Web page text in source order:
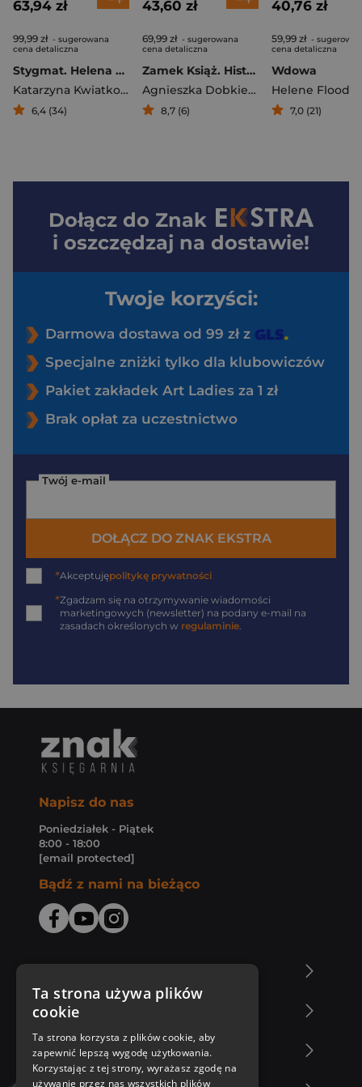
63,94 zł
99,99 zł - sugerowana
cena detaliczna
Stygmat. Helena Wolińska i Włodzimierz Brus. Biografia
Katarzyna Kwiatkowska-Moskalewicz
6,4 (34)
43,60 zł
69,99 zł - sugerowana
cena detaliczna
Zamek Książ. Historia opowiedziana głosami służących
Agnieszka Dobkiewicz
,Mykytyszyn
8,7 (6)
40,76 zł
59,99 zł -
cena detaliczna
Wdowa
Helene Flood
7,0 (21)
Dołącz do Znak
i oszczędzaj na dostawie!
Twoje korzyści:
Darmowa dostawa od 99 zł z
Specjalne zniżki tylko dla klubowiczów
Pakiet zakładek Art Ladies za 1 zł
Brak opłat za uczestnictwo
Twój e-mail
DOŁĄCZ DO ZNAK EKSTRA
*Akceptujępolitykę prywatności
*Zgadzam się na otrzymywanie wiadomości
marketingowych (newsletter) na podany e-mail na
zasadach określonych w regulaminie.
Napisz do nas
Poniedziałek - Piątek
8:00 - 18:00
[email protected]
Bądź z nami na bieżąco
Zakupy u nas
Nasza oferta
Ta strona używa plików
cookie
Ta strona korzysta z plików cookie, aby
zapewnić lepszą wygodę użytkowania.
Korzystając z tej strony, wyrażasz zgodę na
używanie przez nas wszystkich plików